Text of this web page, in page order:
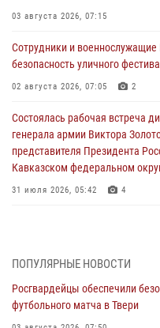
03 августа 2026, 07:15
Сотрудники и военнослужащие
безопасность уличного
02 августа 2026, 07:05 2
Состоялась рабочая встреча
генерала армии Виктора
представителя Президента
Кавказском федеральном
31 июля 2026, 05:42 4
28 июля 2026, 11:30 2
Сотрудники
пресекли 20 правонарушений
ПОПУЛЯРНЫЕ НОВОСТИ
Росгвардейцы обеспечили
футбольного матча в Твери